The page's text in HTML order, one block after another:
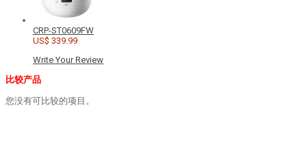
CRP-ST0609FW
US$ 339.99
Write Your Review
比较产品
您没有可比较的项目。